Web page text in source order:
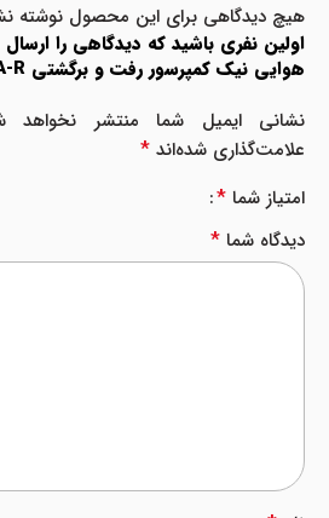
هیچ دیدگاهی برای این محصول نوشته
اولین نفری باشید که دیدگاهی را
هوایی نیک کمپرسور رفت و برگشتی NCA-R”
نشانی ایمیل شما منتشر نخواهد
علامت‌گذاری شده‌اند *
امتیاز شما *
دیدگاه شما *